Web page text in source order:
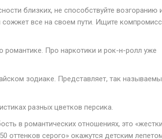
близких, не способствуйте возгоранию
все на своем пути. Ищите
романтике. Про наркотики и рок-н-ролл уже
зодиаке. Представляет, так
разных цветков персика.
в романтических отношениях, это
серого» окажутся детским